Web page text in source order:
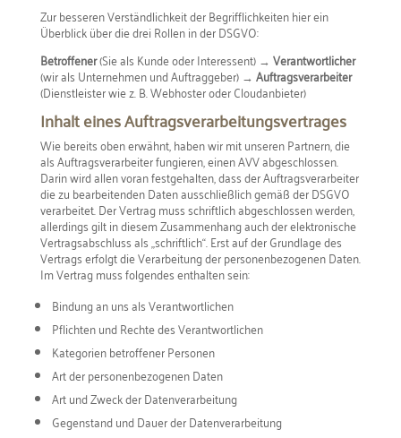
Zur besseren Verständlichkeit der Begrifflichkeiten hier ein
Überblick über die drei Rollen in der DSGVO:
Betroffener(Sie als Kunde oder Interessent) → Verantwortlicher
(wir als Unternehmen und Auftraggeber) → Auftragsverarbeiter
(Dienstleister wie z. B. Webhoster oder Cloudanbieter)
Inhalt eines Auftragsverarbeitungsvertrages
Wie bereits oben erwähnt, haben wir mit unseren Partnern, die
als Auftragsverarbeiter fungieren, einen AVV abgeschlossen.
Darin wird allen voran festgehalten, dass der Auftragsverarbeiter
die zu bearbeitenden Daten ausschließlich gemäß der DSGVO
verarbeitet. Der Vertrag muss schriftlich abgeschlossen werden,
allerdings gilt in diesem Zusammenhang auch der elektronische
Vertragsabschluss als „schriftlich“. Erst auf der Grundlage des
Vertrags erfolgt die Verarbeitung der personenbezogenen Daten.
Im Vertrag muss folgendes enthalten sein:
Bindung an uns als Verantwortlichen
Pflichten und Rechte des Verantwortlichen
Kategorien betroffener Personen
Art der personenbezogenen Daten
Art und Zweck der Datenverarbeitung
Gegenstand und Dauer der Datenverarbeitung